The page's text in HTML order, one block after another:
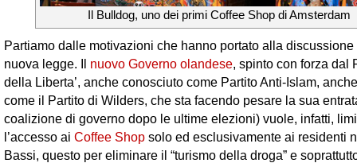
Il Bulldog, uno dei primi Coffee Shop di Amsterdam
Partiamo dalle motivazioni che hanno portato alla discussione
nuova legge. Il nuovo Governo olandese, spinto con forza dal
della Liberta’, anche conosciuto come Partito Anti-Islam,
come il Partito di Wilders, che sta facendo pesare la sua
coalizione di governo dopo le ultime elezioni) vuole, infatti,
l’accesso ai Coffee Shop solo ed esclusivamente ai residenti
Bassi, questo per eliminare il “turismo della droga” e